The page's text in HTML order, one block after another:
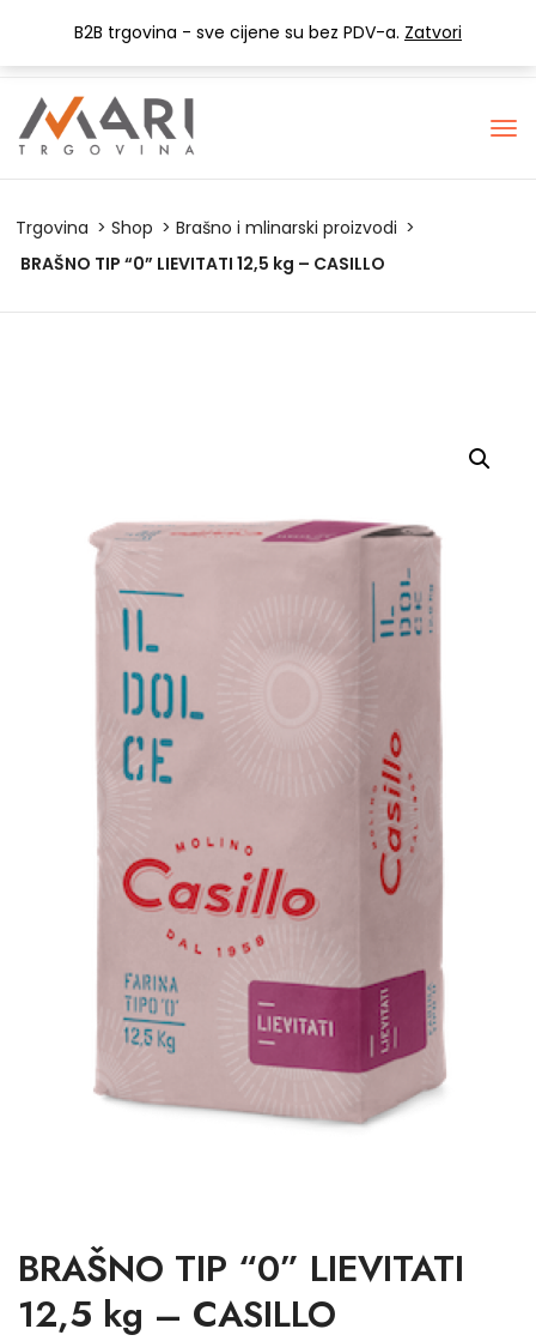
B2B trgovina - sve cijene su bez PDV-a. Zatvori
+385 (0) 1 3441-053
info@mari-trgovina.hr
Trgovina Shop
Brašno i mlinarski proizvodi
BRAŠNO TIP “0” LIEVITATI 12,5 kg – CASILLO
BRAŠNO TIP “0” LIEVITATI
12,5 kg – CASILLO